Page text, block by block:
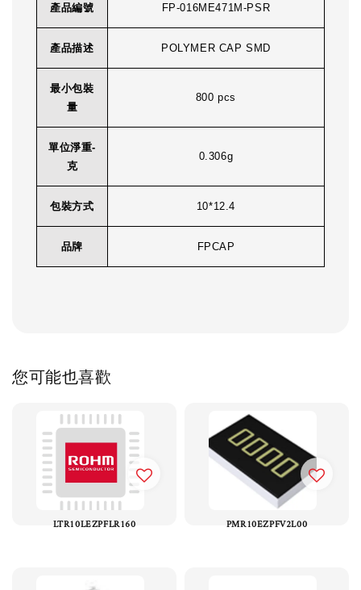
產品編號 FP-016ME471M-PSR
產品描述 POLYMER CAP SMD
最小包裝
量
800 pcs
單位淨重-
克
0.306g
包裝方式 10*12.4
品牌 FPCAP
您可能也喜歡
LTR10LEZPFLR160 PMR10EZPFV2L00